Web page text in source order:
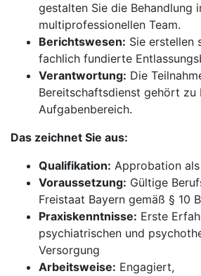
gestalten Sie die Behandlung
multiprofessionellen Team.
Berichtswesen: Sie erstellen
fachlich fundierte
Verantwortung: Die
Bereitschaftsdienst gehört zu
Aufgabenbereich.
Das zeichnet Sie aus:
Qualifikation: Approbation
Voraussetzung: Gültige
Freistaat Bayern gemäß § 10
Praxiskenntnisse: Erste
psychiatrischen und
Versorgung
Arbeitsweise: Engagiert,